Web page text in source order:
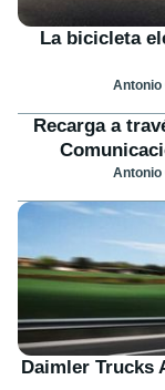
La bicicleta
Antonio
Recarga a
Antonio
Daimler Trucks